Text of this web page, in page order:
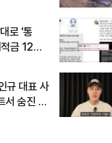
로 '통
금 12%
규 대표 사
서 숨진 채